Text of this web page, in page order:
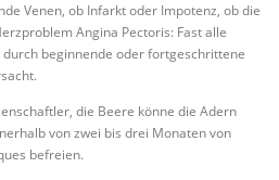
Venen, ob Infarkt oder Impotenz, ob die
Angina Pectoris: Fast alle
beginnende oder fortgeschrittene
die Beere könne die Adern
von zwei bis drei Monaten von
befreien.